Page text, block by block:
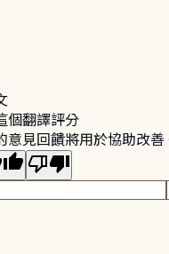
個翻譯評分
意見回饋將用於協助改